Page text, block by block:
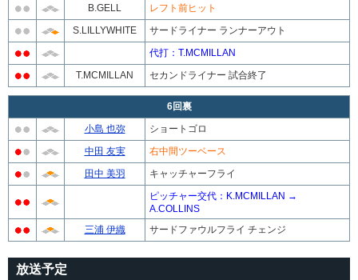
B.GELL
レフト前ヒット
S.LILLYWHITE
サードライナー ランナーアウト
代打：T.MCMILLAN
T.MCMILLAN
セカンドライナー 試合終了
6回裏
小島 也弥
ショートゴロ
中田 友実
右中間ツーベース
田中 美羽
キャッチャーフライ
ピッチャー交代：K.MCMILLAN →
A.COLLINS
三浦 伊織
サードファウルフライ チェンジ
放送予定